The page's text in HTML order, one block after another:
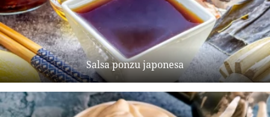
Salsa ponzu japonesa